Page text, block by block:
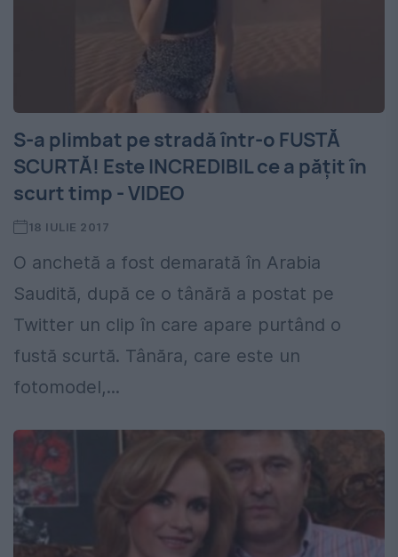
S-a plimbat pe stradă într-o FUSTĂ
SCURTĂ! Este INCREDIBIL ce a pățit în
scurt timp - VIDEO
18 IULIE 2017
O anchetă a fost demarată în Arabia
Saudită, după ce o tânără a postat pe
Twitter un clip în care apare purtând o
fustă scurtă. Tânăra, care este un
fotomodel,...